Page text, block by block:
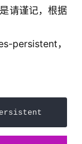
请谨记，根据
persistent，